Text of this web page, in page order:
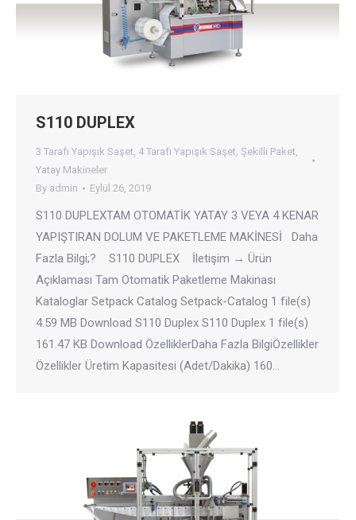
S110 DUPLEX
3 Tarafı Yapışık Saşet, 4 Tarafı Yapışık Saşet, Şekilli Paket,
Yatay Makineler
By admin Eylül 26, 2019
S110 DUPLEXTAM OTOMATİK YATAY 3 VEYA 4 KENAR
YAPIŞTIRAN DOLUM VE PAKETLEME MAKİNESİ Daha
Fazla Bilgi;? S110 DUPLEX İletişim → Ürün
Açıklaması Tam Otomatik Paketleme Makinası
Kataloglar Setpack Catalog Setpack-Catalog 1 file(s)
4.59 MB Download S110 Duplex S110 Duplex 1 file(s)
161.47 KB Download ÖzelliklerDaha Fazla BilgiÖzellikler
Özellikler Üretim Kapasitesi (Adet/Dakika) 160…